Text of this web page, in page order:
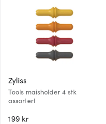
Zyliss
Tools maisholder 4 stk
assortert
199 kr